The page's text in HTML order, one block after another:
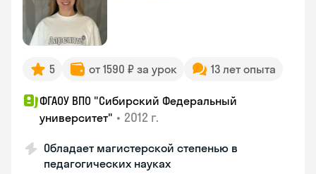
5 от 1590 ₽ за урок 13 лет опыта
ФГАОУ ВПО "Сибирский Федеральный
университет" • 2012 г.
Обладает магистерской степенью в
педагогических науках